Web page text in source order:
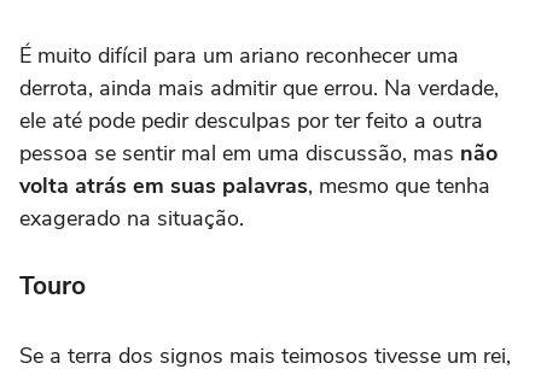
É muito difícil para um ariano reconhecer uma
derrota, ainda mais admitir que errou. Na verdade,
ele até pode pedir desculpas por ter feito a outra
pessoa se sentir mal em uma discussão, mas não
volta atrás em suas palavras, mesmo que tenha
exagerado na situação.
Touro
Se a terra dos signos mais teimosos tivesse um rei,